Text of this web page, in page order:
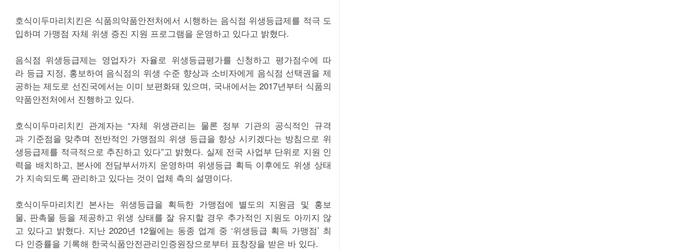
호식이두마리치킨은 식품의약품안전처에서 시행하는 음식점 위생등급제를 적극 도
입하며 가맹점 자체 위생 증진 지원 프로그램을 운영하고 있다고 밝혔다.
음식점 위생등급제는 영업자가 자율로 위생등급평가를 신청하고 평가점수에 따
라 등급 지정, 홍보하여 음식점의 위생 수준 향상과 소비자에게 음식점 선택권을 제
공하는 제도로 선진국에서는 이미 보편화돼 있으며, 국내에서는 2017년부터 식품의
약품안전처에서 진행하고 있다.
호식이두마리치킨 관계자는 “자체 위생관리는 물론 정부 기관의 공식적인 규격
과 기준점을 맞추며 전반적인 가맹점의 위생 등급을 향상 시키겠다는 방침으로 위
생등급제를 적극적으로 추진하고 있다”고 밝혔다. 실제 전국 사업부 단위로 지원 인
력을 배치하고, 본사에 전담부서까지 운영하며 위생등급 획득 이후에도 위생 상태
가 지속되도록 관리하고 있다는 것이 업체 측의 설명이다.
호식이두마리치킨 본사는 위생등급을 획득한 가맹점에 별도의 지원금 및 홍보
물, 판촉물 등을 제공하고 위생 상태를 잘 유지할 경우 추가적인 지원도 아끼지 않
고 있다고 밝혔다. 지난 2020년 12월에는 동종 업계 중 ‘위생등급 획득 가맹점’ 최
다 인증률을 기록해 한국식품안전관리인증원장으로부터 표창장을 받은 바 있다.